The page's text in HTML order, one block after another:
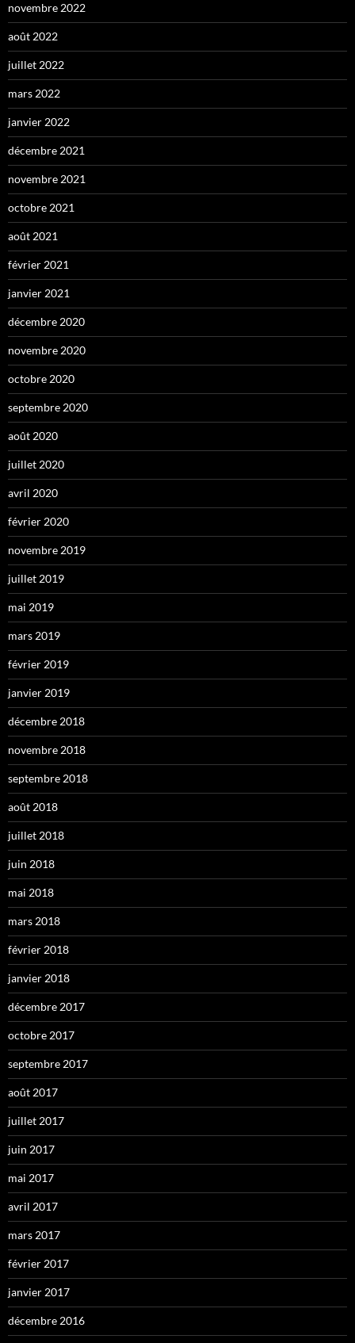
novembre 2022
août 2022
juillet 2022
mars 2022
janvier 2022
décembre 2021
novembre 2021
octobre 2021
août 2021
février 2021
janvier 2021
décembre 2020
novembre 2020
octobre 2020
septembre 2020
août 2020
juillet 2020
avril 2020
février 2020
novembre 2019
juillet 2019
mai 2019
mars 2019
février 2019
janvier 2019
décembre 2018
novembre 2018
septembre 2018
août 2018
juillet 2018
juin 2018
mai 2018
mars 2018
février 2018
janvier 2018
décembre 2017
octobre 2017
septembre 2017
août 2017
juillet 2017
juin 2017
mai 2017
avril 2017
mars 2017
février 2017
janvier 2017
décembre 2016